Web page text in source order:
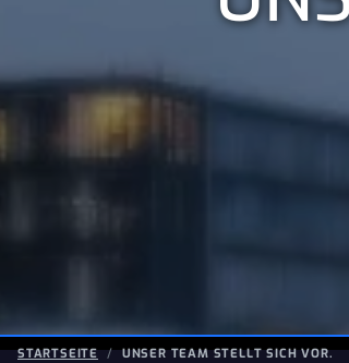
STARTSEITE UNSER TEAM STELLT SICH VOR.